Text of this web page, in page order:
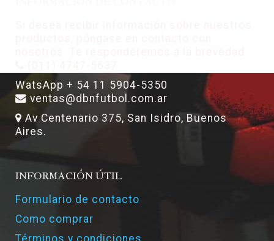
WatsApp + 54 11 5904-5350
ventas@dbnfutbol.com.ar
Av Centenario 375, San Isidro, Buenos
Aires.
INFORMACIÓN ÚTIL
Formulario de contacto
Como comprar